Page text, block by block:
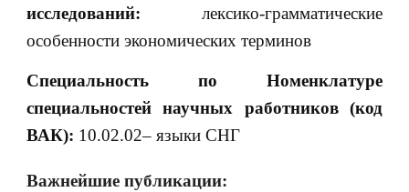
исследований: лексикo-грамматические
особенности экономических терминов
Специальность по Номенклатуре
специальностей научных работников (код
ВАК): 10.02.02– языки СНГ
Важнейшие публикации: